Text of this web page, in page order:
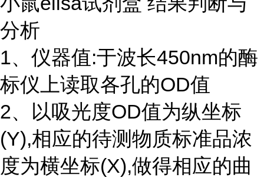
分析
1、仪器值:于波长450nm的酶
标仪上读取各孔的OD值
2、以吸光度OD值为纵坐标
(Y),相应的待测物质标准品浓
度为横坐标(X),做得相应的曲